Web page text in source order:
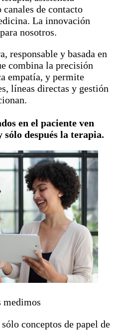
de contacto
La innovación
nosotros.
responsable y basada en
combina la precisión
empatía, y permite
líneas directas y gestión
en el paciente ven
después la terapia.
medimos
conceptos de papel de